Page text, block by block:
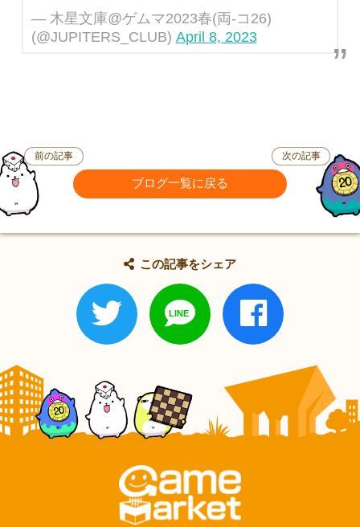
— 木星文庫@ゲムマ2023春(両-コ26)
(@JUPITERS_CLUB) April 8, 2023
前の記事
ブログ一覧に戻る
次の記事
この記事をシェア